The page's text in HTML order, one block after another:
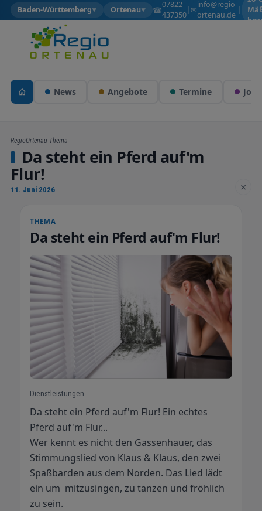
Baden-Württemberg▼ Ortenau▼ ☎07822-
437350
| ✉info@regio-
ortenau.de
|
News Angebote Termine Jobs
RegioOrtenau Thema
Da steht ein Pferd auf'm
Flur!
11. Juni 2026 ×
THEMA
Da steht ein Pferd auf'm Flur!
Dienstleistungen
Da steht ein Pferd auf'm Flur! Ein echtes
Pferd auf'm Flur...
Wer kennt es nicht den Gassenhauer, das
Stimmungslied von Klaus & Klaus, den zwei
Spaßbarden aus dem Norden. Das Lied lädt
ein um mitzusingen, zu tanzen und fröhlich
zu sein.